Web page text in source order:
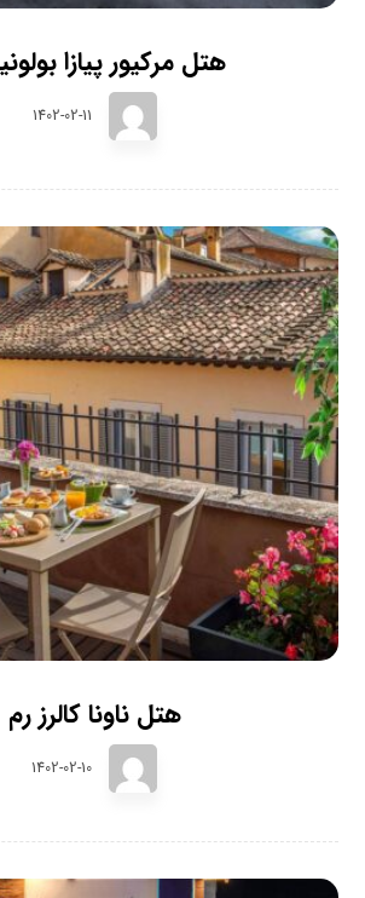
هتل مرکیور پیازا
1402-02-11
هتل ناونا کالرز رم
1402-02-10